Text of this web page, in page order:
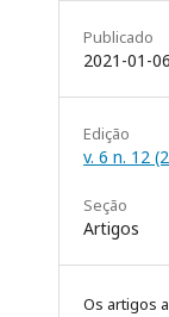
Publicado
2021-01-06
Edição
v. 6 n. 12
Seção
Artigos
Os artigos